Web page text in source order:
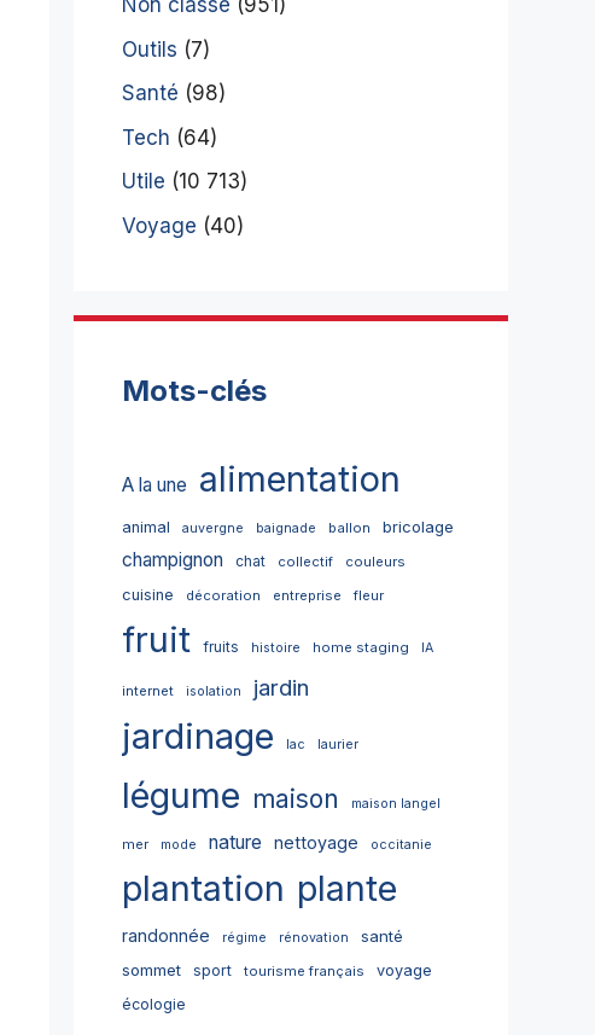
Non classé (951)
Outils (7)
Santé (98)
Tech (64)
Utile (10 713)
Voyage (40)
Mots-clés
A la une alimentation
animal auvergne baignade ballon bricolage
champignon chat collectif couleurs
cuisine décoration entreprise fleur
fruit fruits histoire home staging IA
internet isolation jardin
jardinage lac laurier
légume maison maison langel
mer mode nature nettoyage occitanie
plantation plante
randonnée régime rénovation
santé
sommet
sport tourisme français
voyage
écologie